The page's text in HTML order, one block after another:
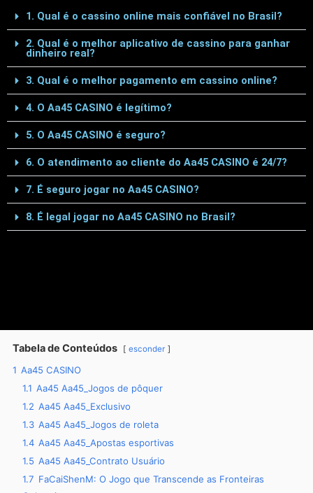
1. Qual é o cassino online mais confiável no Brasil?
2. Qual é o melhor aplicativo de cassino para ganhar
dinheiro real?
3. Qual é o melhor pagamento em cassino online?
4. O Aa45 CASINO é legítimo?
5. O Aa45 CASINO é seguro?
6. O atendimento ao cliente do Aa45 CASINO é 24/7?
7. É seguro jogar no Aa45 CASINO?
8. É legal jogar no Aa45 CASINO no Brasil?
Tabela de Conteúdos esconder
1 Aa45 CASINO
1.1 Aa45 Aa45_Jogos de pôquer
1.2 Aa45 Aa45_Exclusivo
1.3 Aa45 Aa45_Jogos de roleta
1.4 Aa45 Aa45_Apostas esportivas
1.5 Aa45 Aa45_Contrato Usuário
1.7 FaCaiShenM: O Jogo que Transcende as Fronteiras